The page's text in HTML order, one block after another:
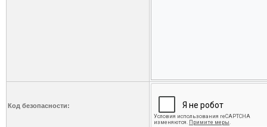
Код безопасности: